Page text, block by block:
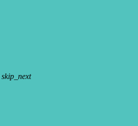
skip_next